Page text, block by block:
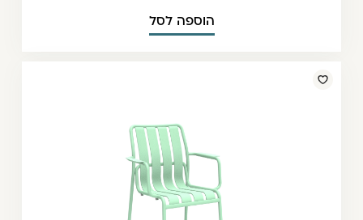
הוספה לסל